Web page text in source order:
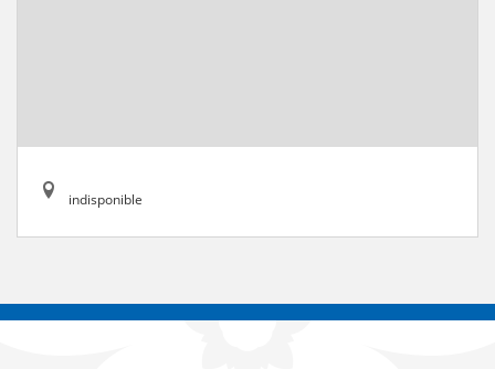
indisponible